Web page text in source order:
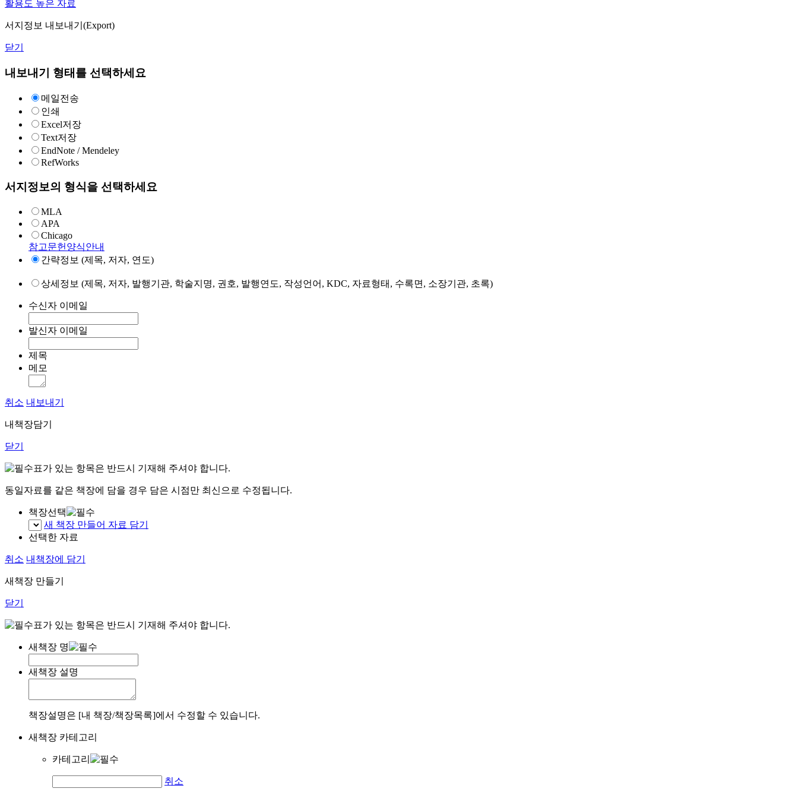
활용도 높은 자료
서지정보 내보내기(Export)
닫기
내보내기 형태를 선택하세요
메일전송
인쇄
Excel저장
Text저장
EndNote / Mendeley
RefWorks
서지정보의 형식을 선택하세요
MLA
APA
Chicago
참고문헌양식안내
간략정보 (제목, 저자, 연도)
상세정보 (제목, 저자, 발행기관, 학술지명, 권호, 발행연도, 작성언어, KDC, 자료형태, 수록면, 소장기관, 초록)
수신자 이메일
발신자 이메일
제목
메모
취소 내보내기
내책장담기
닫기
표가 있는 항목은 반드시 기재해 주셔야 합니다.
동일자료를 같은 책장에 담을 경우 담은 시점만 최신으로 수정됩니다.
책장선택
새 책장 만들어 자료 담기
선택한 자료
취소 내책장에 담기
새책장 만들기
닫기
표가 있는 항목은 반드시 기재해 주셔야 합니다.
새책장 명
새책장 설명
책장설명은 [내 책장/책장목록]에서 수정할 수 있습니다.
새책장 카테고리
카테고리
취소